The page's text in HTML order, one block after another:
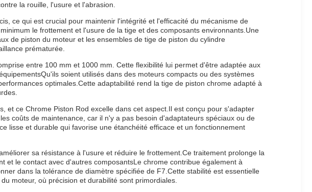
la rouille, l'usure et l'abrasion.
ce qui est crucial pour maintenir l'intégrité et l'efficacité du mécanisme de
le frottement et l'usure de la tige et des composants environnants.Une
de piston du moteur et les ensembles de tige de piston du cylindre
prématurée.
entre 100 mm et 1000 mm. Cette flexibilité lui permet d'être adaptée aux
soient utilisés dans des moteurs compacts ou des systèmes
optimales.Cette adaptabilité rend la tige de piston chrome adapté à
et ce Chrome Piston Rod excelle dans cet aspect.Il est conçu pour s'adapter
coûts de maintenance, car il n'y a pas besoin d'adaptateurs spéciaux ou de
lisse et durable qui favorise une étanchéité efficace et un fonctionnement
sa résistance à l'usure et réduire le frottement.Ce traitement prolonge la
le contact avec d'autres composantsLe chrome contribue également à
dans la tolérance de diamètre spécifiée de F7.Cette stabilité est essentielle
moteur, où précision et durabilité sont primordiales.